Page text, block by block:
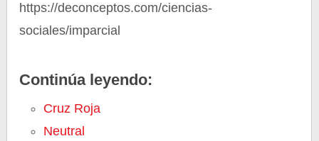
https://deconceptos.com/ciencias-
sociales/imparcial
Continúa leyendo:
Cruz Roja
Neutral